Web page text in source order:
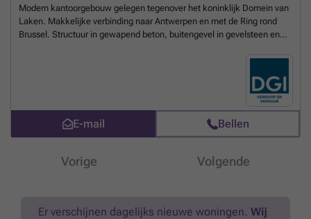
Modern kantoorgebouw gelegen tegenover het koninklijk Domein van
Laken. Makkelijke verbinding naar Antwerpen en met de Ring rond
Brussel. Structuur in gewapend beton, buitengevel in gevelsteen en
dubbele beglazing. Vals plafond in glaswol en ingebouwde verlichting.
Vasttapijt, verwarming via convectoren en ventilatie. 2 liften voor 8
Meer
E-mail Bellen
Vorige Volgende
Er verschijnen dagelijks nieuwe woningen. Wij